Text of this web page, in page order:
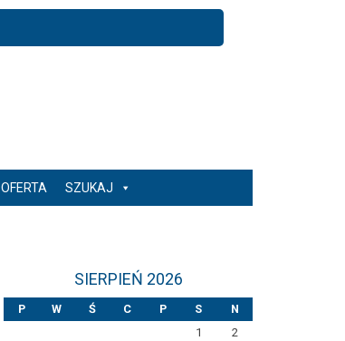
OFERTA SZUKAJ
SIERPIEŃ 2026
P W Ś C P S
N
1
2